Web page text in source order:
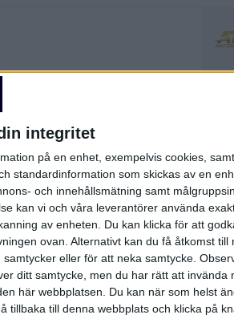
integritet
på en enhet, exempelvis cookies, samt
standardinformation som skickas av en
och innehållsmätning samt
kan vi och våra leverantörer använda
av enheten. Du kan klicka för att
ovan. Alternativt kan du få åtkomst till
eller för att neka samtycke.
ditt samtycke, men du har rätt att invända
här webbplatsen. Du kan när som helst
tillbaka till denna webbplats och klicka på